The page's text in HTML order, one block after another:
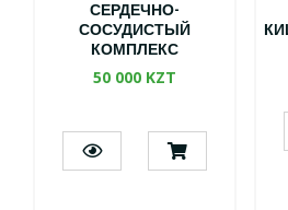
СЕРДЕЧНО-
СОСУДИСТЫЙ
КОМПЛЕКС
50 000 KZT